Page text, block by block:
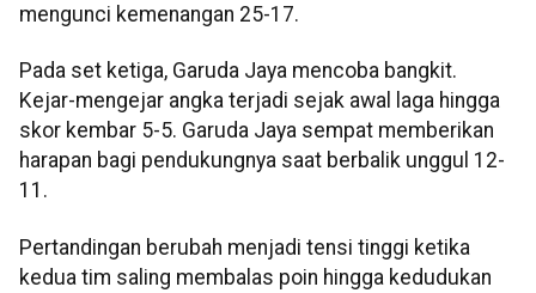
mengunci kemenangan 25-17.
Pada set ketiga, Garuda Jaya mencoba bangkit.
Kejar-mengejar angka terjadi sejak awal laga hingga
skor kembar 5-5. Garuda Jaya sempat memberikan
harapan bagi pendukungnya saat berbalik unggul 12-
11.
​Pertandingan berubah menjadi tensi tinggi ketika
kedua tim saling membalas poin hingga kedudukan